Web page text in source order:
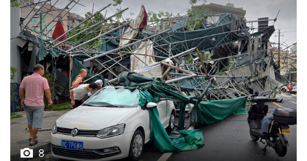
8